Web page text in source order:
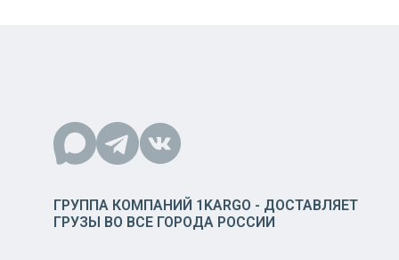
ГРУППА КОМПАНИЙ 1KARGO - ДОСТАВЛЯЕТ
ГРУЗЫ ВО ВСЕ ГОРОДА РОССИИ